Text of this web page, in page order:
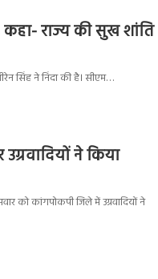
राज्य की सुख शांति
सिंह ने निंदा की है। सीएम…
ने किया
को कांगपोकपी जिले में उग्रवादियों ने